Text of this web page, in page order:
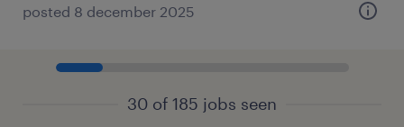
posted 8 december 2025
30 of 185 jobs seen